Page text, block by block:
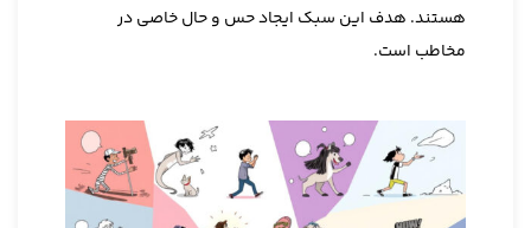
هستند. هدف این سبک ایجاد حس و حال خاصی در
مخاطب است.